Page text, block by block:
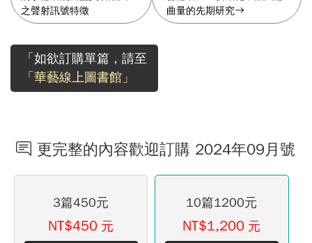
之聲射訊號特徵
曲量的先期研究
「如欲訂購單篇，請至
「華藝線上圖書館」
更完整的內容歡迎訂購 2024年09月號
3篇450元
NT$450 元
10篇1200元
NT$1,200 元